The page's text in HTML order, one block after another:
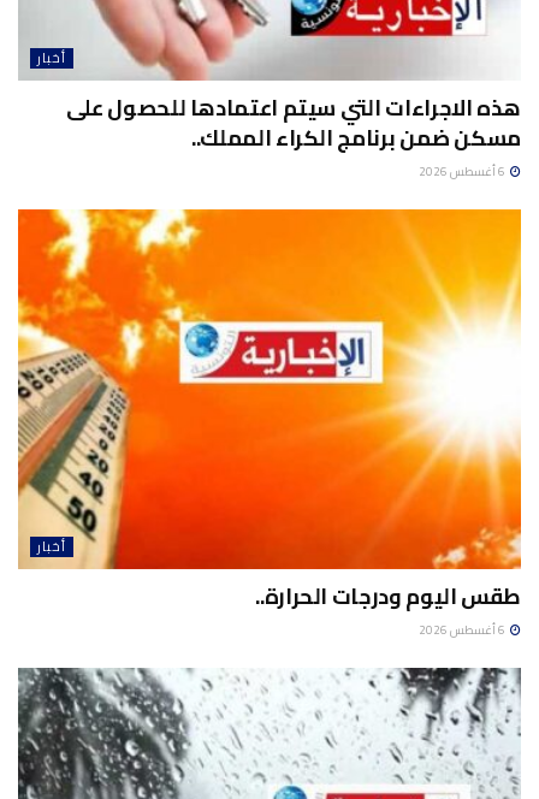
أخبار
هذه الاجراءات التي سيتم اعتمادها للحصول على
مسكن ضمن برنامج الكراء المملك..
أخبار
طقس اليوم ودرجات الحرارة..